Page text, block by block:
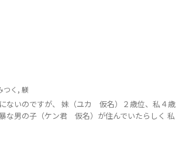
つく , 躾
ないのですが、 妹（ユカ 仮名）２歳位、私４歳
な男の子（ケン君 仮名）が住んでいたらしく 私